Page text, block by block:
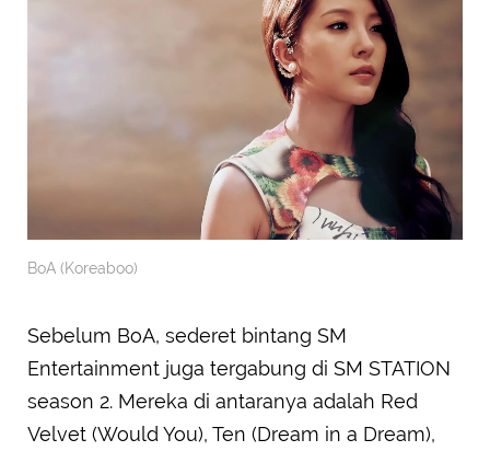
BoA (Koreaboo)
Sebelum BoA, sederet bintang SM
Entertainment juga tergabung di SM STATION
season 2. Mereka di antaranya adalah Red
Velvet (Would You), Ten (Dream in a Dream),